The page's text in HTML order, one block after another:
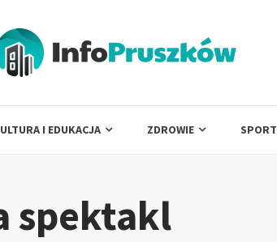
I EDUKACJA ZDROWIE SPORT
spektakl